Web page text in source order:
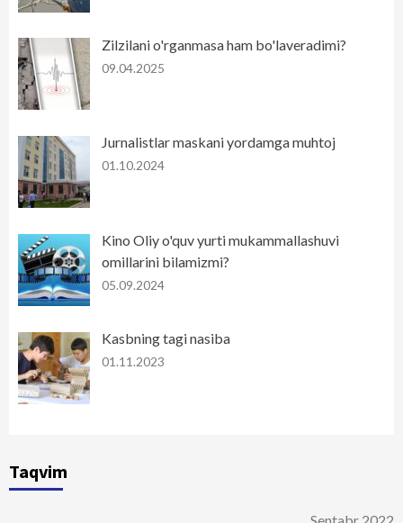
Zilzilani o'rganmasa ham bo'laveradimi?
09.04.2025
Jurnalistlar maskani yordamga muhtoj
01.10.2024
Kino Oliy o'quv yurti mukammallashuvi
omillarini bilamizmi?
05.09.2024
Kasbning tagi nasiba
01.11.2023
Taqvim